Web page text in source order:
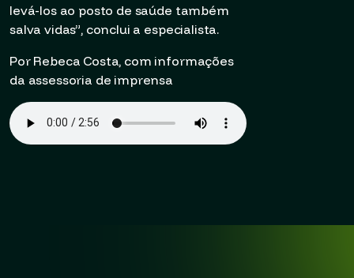
levá-los ao posto de saúde também
salva vidas”, conclui a especialista.
Por Rebeca Costa, com informações
da assessoria de imprensa